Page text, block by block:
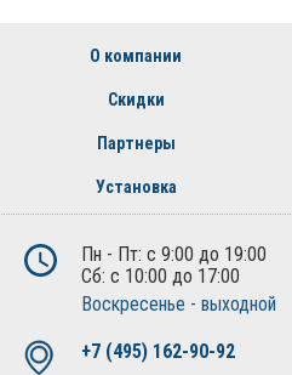
О компании
Скидки
Партнеры
Установка
Пн - Пт: с 9:00 до 19:00
Сб: с 10:00 до 17:00
Воскресенье - выходной
+7 (495) 162-90-92